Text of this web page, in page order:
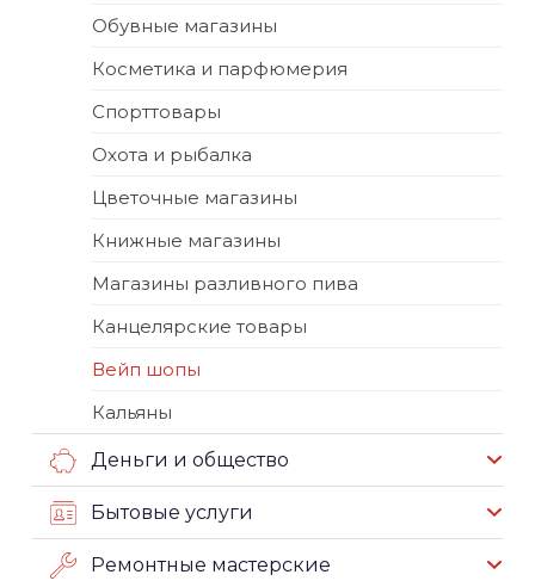
Обувные магазины
Косметика и парфюмерия
Спорттовары
Охота и рыбалка
Цветочные магазины
Книжные магазины
Магазины разливного пива
Канцелярские товары
Вейп шопы
Кальяны
Деньги и общество
Бытовые услуги
Ремонтные мастерские